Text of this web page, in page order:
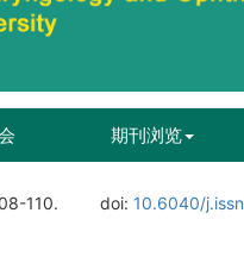
期刊浏览
110. doi: 10.6040/